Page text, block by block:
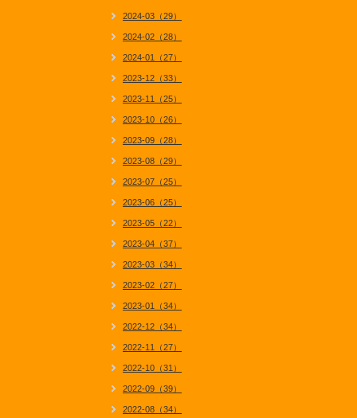
2024-03（29）
2024-02（28）
2024-01（27）
2023-12（33）
2023-11（25）
2023-10（26）
2023-09（28）
2023-08（29）
2023-07（25）
2023-06（25）
2023-05（22）
2023-04（37）
2023-03（34）
2023-02（27）
2023-01（34）
2022-12（34）
2022-11（27）
2022-10（31）
2022-09（39）
2022-08（34）